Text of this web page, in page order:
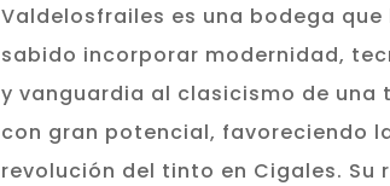
Valdelosfrailes es una bodega que
sabido incorporar modernidad,
y vanguardia al clasicismo de una
con gran potencial, favoreciendo
revolución del tinto en Cigales. Su